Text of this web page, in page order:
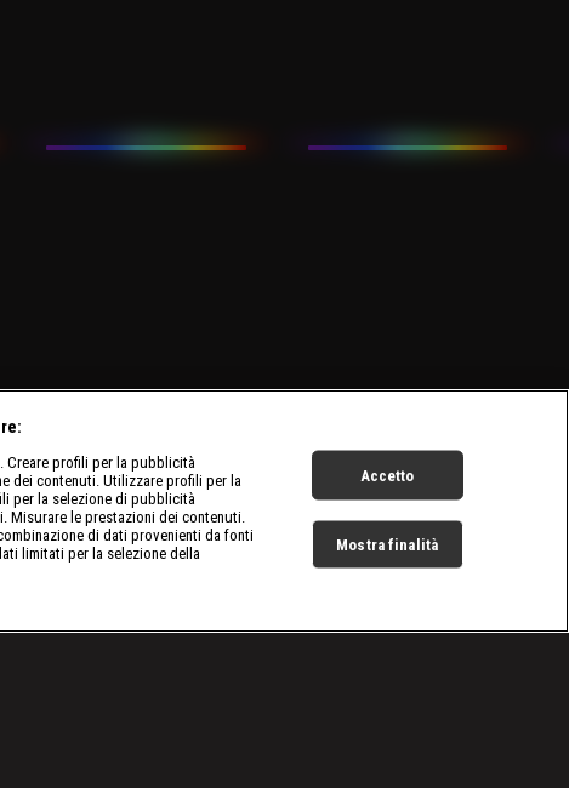
profili per la pubblicità
dei contenuti. Utilizzare profili per la
per la selezione di pubblicità
Misurare le prestazioni dei contenuti.
di dati provenienti da fonti
limitati per la selezione della
Accetto
Mostra finalità